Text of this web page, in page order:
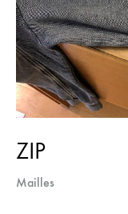
ZIP
Mailles